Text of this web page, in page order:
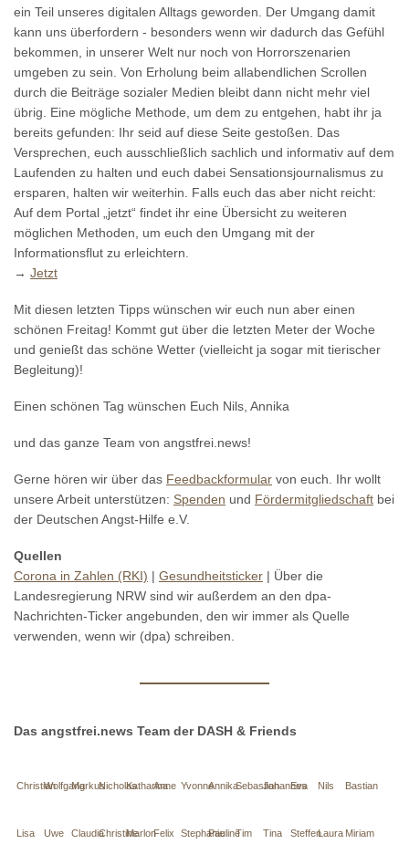
ein Teil unseres digitalen Alltags geworden. Der Umgang damit
kann uns überfordern - besonders wenn wir dadurch das Gefühl
bekommen, in unserer Welt nur noch von Horrorszenarien
umgeben zu sein. Von Erholung beim allabendlichen Scrollen
durch die Beiträge sozialer Medien bleibt dann nicht mehr viel
übrig. Eine mögliche Methode, um dem zu entgehen, habt ihr ja
bereits gefunden: Ihr seid auf diese Seite gestoßen. Das
Versprechen, euch ausschließlich sachlich und informativ auf dem
Laufenden zu halten und euch dabei Sensationsjournalismus zu
ersparen, halten wir weiterhin. Falls euch das aber nicht reicht:
Auf dem Portal „jetzt“ findet ihr eine Übersicht zu weiteren
möglichen Methoden, um euch den Umgang mit der
Informationsflut zu erleichtern.
→ Jetzt
Mit diesen letzten Tipps wünschen wir euch nun aber einen
schönen Freitag! Kommt gut über die letzten Meter der Woche
und genießt das schöne Wetter (vielleicht ja sogar mit tierischer
Begleitung)!
Einen schönen Tag wünschen Euch Nils, Annika
und das ganze Team von angstfrei.news!
Gerne hören wir über das Feedbackformular von euch. Ihr wollt
unsere Arbeit unterstützen: Spenden und Fördermitgliedschaft bei
der Deutschen Angst-Hilfe e.V.
Quellen
Corona in Zahlen (RKI) | Gesundheitsticker | Über die
Landesregierung NRW sind wir außerdem an den dpa-
Nachrichten-Ticker angebunden, den wir immer als Quelle
verwenden, wenn wir (dpa) schreiben.
Das angstfrei.news Team der DASH & Friends
ChristianWolfgangMarkusNicholasKatharina
Anne YvonneAnnikaSebastianJohannes
Eva Nils Bastian
Lisa Uwe ClaudiaChristineMarlonFelix StephaniePaulineTim Tina SteffenLaura Miriam